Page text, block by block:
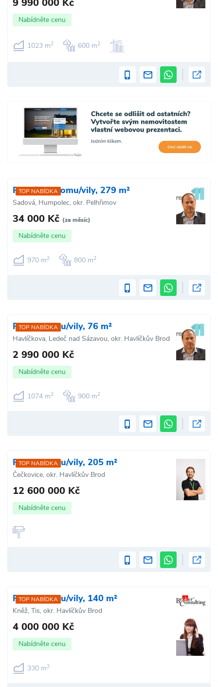
9 990 000 Kč
Nabídněte cenu
1023 m2 600 m2
TOP NABÍDKA
Pronájem domu/vily, 279 m²
Sadová, Humpolec, okr. Pelhřimov
34 000 Kč (za měsíc)
Nabídněte cenu
970 m2 800 m2
TOP NABÍDKA
Prodej domu/vily, 76 m²
Havlíčkova, Ledeč nad Sázavou, okr. Havlíčkův Brod
2 990 000 Kč
Nabídněte cenu
1074 m2 900 m2
TOP NABÍDKA
Prodej domu/vily, 205 m²
Čečkovice, okr. Havlíčkův Brod
12 600 000 Kč
Nabídněte cenu
TOP NABÍDKA
Prodej domu/vily, 140 m²
Kněž, Tis, okr. Havlíčkův Brod
4 000 000 Kč
Nabídněte cenu
330 m2